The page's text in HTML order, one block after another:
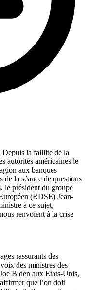
Depuis la faillite de la
autorités américaines le
aux banques
de la séance de questions
le président du groupe
(RDSE) Jean-
à ce sujet,
renvoient à la crise
rassurants des
des ministres des
Biden aux Etats-Unis,
que l’on doit